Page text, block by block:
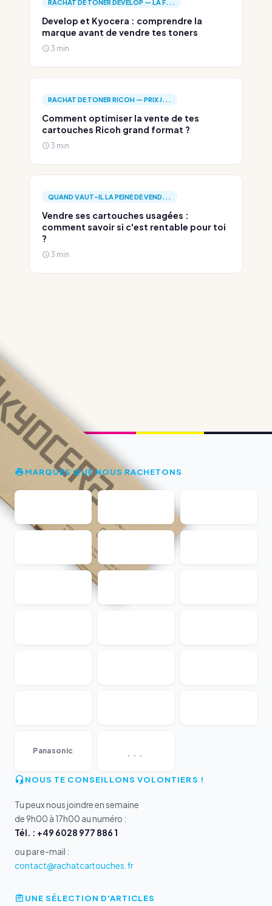
RACHAT DE TONER DEVELOP — LA F...
Develop et Kyocera : comprendre la
marque avant de vendre tes toners
3 min
RACHAT DE TONER RICOH — PRIX J...
Comment optimiser la vente de tes
cartouches Ricoh grand format ?
3 min
QUAND VAUT-IL LA PEINE DE VEND...
Vendre ses cartouches usagées :
comment savoir si c'est rentable pour toi
?
3 min
MARQUES QUE NOUS RACHETONS
Panasonic ...
NOUS TE CONSEILLONS VOLONTIERS !
Tu peux nous joindre en semaine
de 9h00 à 17h00 au numéro :
Tél. : +49 6028 977 886 1
ou par e-mail :
contact@rachatcartouches.fr
UNE SÉLECTION D'ARTICLES